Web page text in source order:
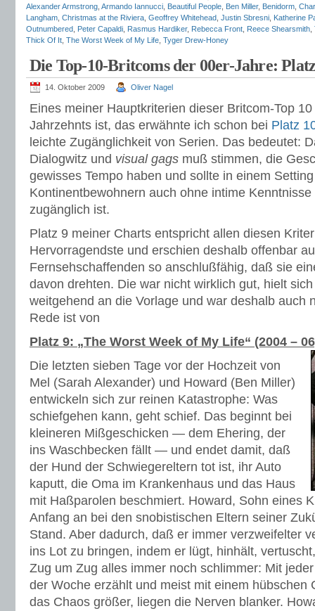
Alexander Armstrong Armando Iannucci Beautiful People Ben Miller, Benidorm
Langham Christmas at the Riviera Geoffrey Whitehead Justin Sbresni Katherine
Outnumbered Peter Capaldi Rasmus Hardiker, Rebecca Front Reece Shearsmith
Thick Of It The Worst Week of My Life Tyger Drew-Honey
Die Top-10-Britcoms der 00er-Jahre:
14. Oktober 2009 Oliver Nagel
Eines meiner Hauptkriterien dieser Britcom-Top
Jahrzehnts ist, das erwähnte ich schon bei Platz
leichte Zugänglichkeit von Serien. Das bedeutet:
Dialogwitz und visual gags muß stimmen, die
gewisses Tempo haben und sollte in einem
Kontinentbewohnern auch ohne intime
zugänglich ist.
Platz 9 meiner Charts entspricht allen diesen
Hervorragendste und erschien deshalb offenbar
Fernsehschaffenden so anschlußfähig, daß sie
davon drehten. Die war nicht wirklich gut, hielt
weitgehend an die Vorlage und war deshalb auch
Rede ist von
Platz 9: „The Worst Week of My Life“ (2004 –
Die letzten sieben Tage vor der Hochzeit von
Mel (Sarah Alexander) und Howard (Ben Miller)
entwickeln sich zur reinen Katastrophe: Was
schiefgehen kann, geht schief. Das beginnt bei
kleineren Mißgeschicken — dem Ehering, der
ins Waschbecken fällt — und endet damit, daß
der Hund der Schwiegereltern tot ist, ihr Auto
kaputt, die Oma im Krankenhaus und das Haus
mit Haßparolen beschmiert. Howard, Sohn eines
Anfang an bei den snobistischen Eltern seiner
Stand. Aber dadurch, daß er immer verzweifelter
ins Lot zu bringen, indem er lügt, hinhält,
Zug um Zug alles immer noch schlimmer: Mit
der Woche erzählt und meist mit einem hübschen
das Chaos größer, liegen die Nerven blanker.